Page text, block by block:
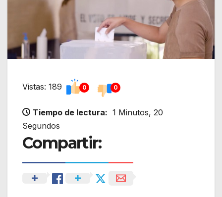
Vistas: 189 0 0
Tiempo de lectura: 1 Minutos, 20
Segundos
Compartir: